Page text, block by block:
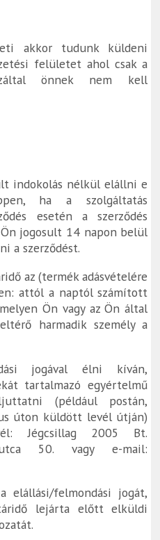
akkor tudunk küldeni
felületet ahol csak a
önnek nem kell
indokolás nélkül elállni e
ha a szolgáltatás
esetén a szerződés
jogosult 14 napon belül
a szerződést.
az (termék adásvételére
attól a naptól számított
Ön vagy az Ön által
harmadik személy a
jogával élni kíván,
tartalmazó egyértelmű
(például postán,
úton küldött levél útján)
Jégcsillag 2005 Bt.
utca 50. vagy e-mail:
elállási/felmondási jogát,
lejárta előtt elküldi